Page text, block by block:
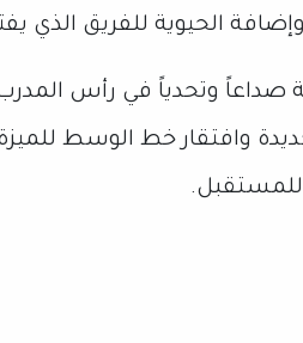
الحيوية للفريق الذي
وتحدياً في رأس المدرب
وافتقار خط الوسط للميزة
للمستقبل.